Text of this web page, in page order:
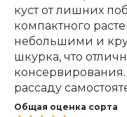
куст от лишних
компактного
небольшими и
шкурка, что
рассаду
Общая оценка сорта